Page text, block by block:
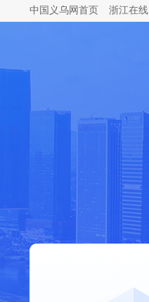
中国义乌网首页 浙江在线